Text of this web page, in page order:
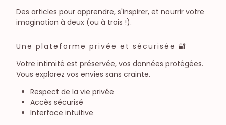
Des articles pour apprendre, s'inspirer, et nourrir votre
imagination à deux (ou à trois !).
Une plateforme privée et sécurisée 🔐
Votre intimité est préservée, vos données protégées.
Vous explorez vos envies sans crainte.
Respect de la vie privée
Accès sécurisé
Interface intuitive